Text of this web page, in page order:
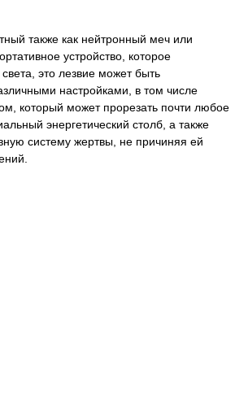
также как нейтронный меч или
устройство, которое
это лезвие может быть
настройками, в том числе
который может прорезать почти любое
энергетический столб, а также
систему жертвы, не причиняя ей